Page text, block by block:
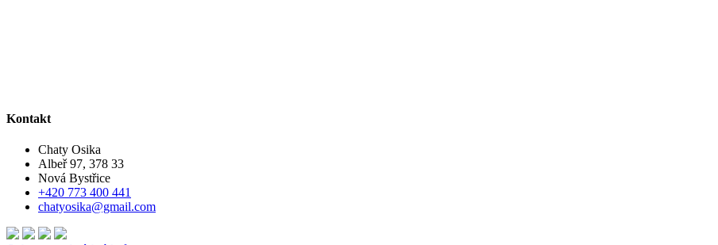
Kontakt
Chaty Osika
Albeř 97, 378 33
Nová Bystřice
+420 773 400 441
chatyosika@gmail.com